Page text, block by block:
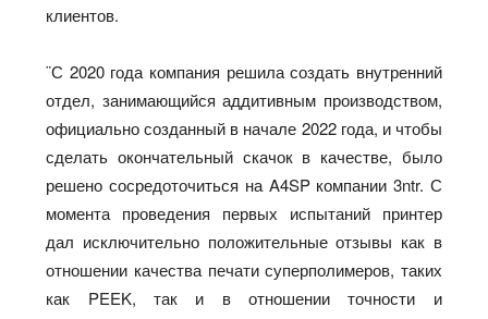
клиентов.
¨С 2020 года компания решила создать внутренний
отдел, занимающийся аддитивным производством,
официально созданный в начале 2022 года, и чтобы
сделать окончательный скачок в качестве, было
решено сосредоточиться на A4SP компании 3ntr. С
момента проведения первых испытаний принтер
дал исключительно положительные отзывы как в
отношении качества печати суперполимеров, таких
как PEEK, так и в отношении точности и